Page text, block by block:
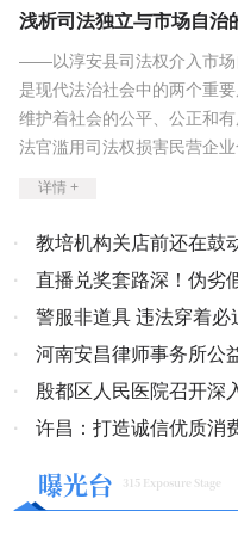
出的还有中国的“数字红包”和
说，发红包这个古老传统，
工智能助手元宝宣布春节发
包纷纷跟进，发放数十亿元红
用户手机红包收发量将达到
币。 中国企业春节前夕发
议。路透社报道说，
其“进展迅速”。法新社援引总
说，该模型是“目前最先进
亚金融评论报》报道，在中
之际，中国顶尖科技公司也推
网络流量的高峰期，为企业
遇。中国科技巨头正在将人工
品”。 全球共享的文化符
承载着数千年的文化传统，凝
闻电视台如此报道，并从老
元化”：除年夜饭和走亲访友
节庆方式注入现代气息”。不
件。 假日里，人流、物流交
足 祖国北疆，位于黑龙江
人影攒动，滑雪爱好者们尽
染，雪场上的人明显多了，
博文兴奋地说。 2月22日，
全岛封关运作后的首个春节
口海关统计，春节假期前七
场免税店选购商品。新华社
火热场景，成为假日中国消
春节假期前四天增长8.6%。
春节同期相比，今年春节假期
体验激活新需求。各地立足资
日，游客在天津杨柳青古镇
畔，拥有百年历史的芜湖老船
后在中国网、《团结报》、团
讯、今日头条、河南日报顶
河南省委授予“民建全省思想
社会公益事业，积极响应民
论、历史文化、教育研究、经
声音。马年，象征着奔腾不
年，我们将以“龙马精神”自勉
文明薪火相传；我们将聚力
新路径、新形式，让优秀传
生活，让文化强国建设的步
美好时刻，愿瑞马呈祥，护
年年顺遂；愿各位文化同仁
化在新时代绽放更耀眼的光
四季皆安然，家人闲坐、灯
浅析司法独立与市场自治
——以淳安县司法权介入市场自治的关系为
是现代法治社会中的两个重
维护着社会的公平、公正和
法官滥用司法权损害民营企
司法独立与市场自治的关系，并提
外部因素的干扰和影响，依
障。司法独立的意义在于：
关不受任何外部因素的干扰
保障司法公正。维护社会稳
和公信力，使社会公众对司
定。促进经济发展。司法独
公正的司法保障，促进经济的发展和繁荣。
经营、自负盈亏的一种经济
详情 +
· 教培机构关店前还在鼓
·
直播兑奖套路深！伪劣
物质量堪忧
· 警服非道具 违法穿着必
·
河南安昌律师事务所公
型职业农民培养班开展法
·
殷都区人民医院召开深
神学习教育总结大会
·
许昌：打造诚信优质消
曝光台
315 Exposure Stage